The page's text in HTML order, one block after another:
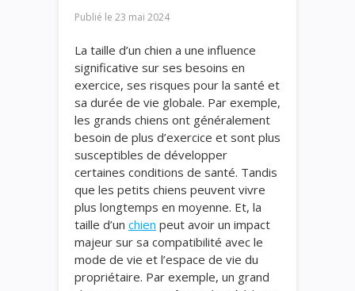
Publié le 23 mai 2024
La taille d’un chien a une influence
significative sur ses besoins en
exercice, ses risques pour la santé et
sa durée de vie globale. Par exemple,
les grands chiens ont généralement
besoin de plus d’exercice et sont plus
susceptibles de développer
certaines conditions de santé. Tandis
que les petits chiens peuvent vivre
plus longtemps en moyenne. Et, la
taille d’un chien peut avoir un impact
majeur sur sa compatibilité avec le
mode de vie et l’espace de vie du
propriétaire. Par exemple, un grand